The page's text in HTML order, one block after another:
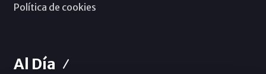
Política de cookies
Al Día